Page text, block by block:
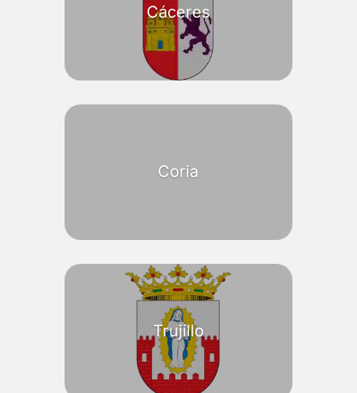
Cáceres
Coria
Trujillo